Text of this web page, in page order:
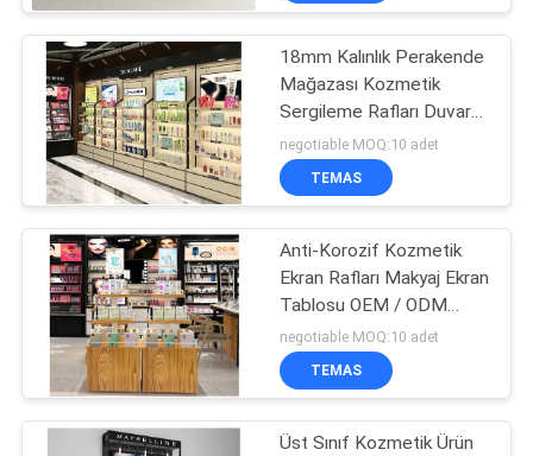
KONTROL
BIZE
ULAŞIN
BIR
TEKLIF
ISTEĞI
HARITASI
18mm Kalınlık Perakende
Mağazası Kozmetik
Sergileme Rafları Duvar
Saklama Tasarımı
negotiable MOQ:10 adet
TEMAS
Anti-Korozif Kozmetik
Ekran Rafları Makyaj Ekran
Tablosu OEM / ODM
Hoşgeldiniz
negotiable MOQ:10 adet
TEMAS
Üst Sınıf Kozmetik Ürün